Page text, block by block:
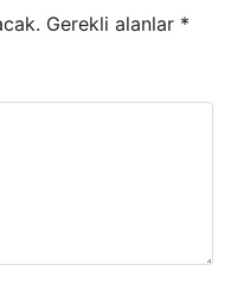
Gerekli alanlar *